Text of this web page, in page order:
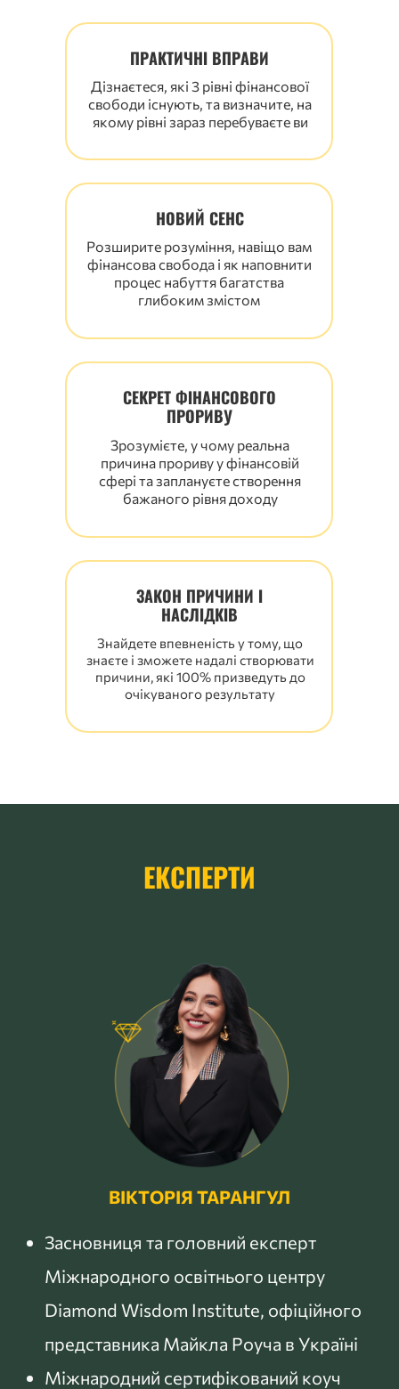
ПРАКТИЧНІ ВПРАВИ
Дізнаєтеся, які 3 рівні фінансової
свободи існують, та визначите, на
якому рівні зараз перебуваєте ви
СЕКРЕТ ФІНАНСОВОГО
ПРОРИВУ
Зрозумієте, у чому реальна
причина прориву у фінансовій
сфері та заплануєте створення
бажаного рівня доходу
НОВИЙ СЕНС
Розширите розуміння, навіщо вам
фінансова свобода і як наповнити
процес набуття багатства
глибоким змістом
ЗАКОН ПРИЧИНИ І
НАСЛІДКІВ
Знайдете впевненість у тому, що
знаєте і зможете надалі створювати
причини, які 100% призведуть до
очікуваного результату
ЕКСПЕРТИ
ВІКТОРІЯ ТАРАНГУЛ
Засновниця та головний експерт
Міжнародного освітнього центру
Diamond Wisdom Institute, офіційного
представника Майкла Роуча в Україні
Міжнародний сертифікований коуч